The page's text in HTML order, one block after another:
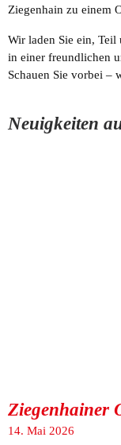
Ziegenhain zu einem
Wir laden Sie ein, Teil
in einer freundlichen
Schauen Sie vorbei –
Neuigkeiten
Ziegenhainer
14. Mai 2026